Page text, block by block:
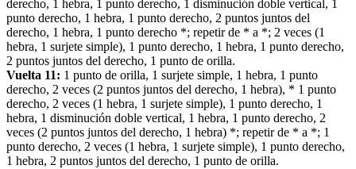
derecho, 1 hebra, 1 punto derecho, 1 disminución doble vertical, 1
punto derecho, 1 hebra, 1 punto derecho, 2 puntos juntos del
derecho, 1 hebra, 1 punto derecho *; repetir de * a *; 2 veces (1
hebra, 1 surjete simple), 1 punto derecho, 1 hebra, 1 punto derecho,
2 puntos juntos del derecho, 1 punto de orilla.
Vuelta 11: 1 punto de orilla, 1 surjete simple, 1 hebra, 1 punto
derecho, 2 veces (2 puntos juntos del derecho, 1 hebra), * 1 punto
derecho, 2 veces (1 hebra, 1 surjete simple), 1 punto derecho, 1
hebra, 1 disminución doble vertical, 1 hebra, 1 punto derecho, 2
veces (2 puntos juntos del derecho, 1 hebra) *; repetir de * a *; 1
punto derecho, 2 veces (1 hebra, 1 surjete simple), 1 punto derecho,
1 hebra, 2 puntos juntos del derecho, 1 punto de orilla.